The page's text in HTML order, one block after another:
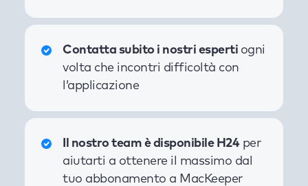
Contatta subito i nostri esperti ogni
volta che incontri difficoltà con
l’applicazione
Il nostro team è disponibile H24per
aiutarti a ottenere il massimo dal
tuo abbonamento a MacKeeper